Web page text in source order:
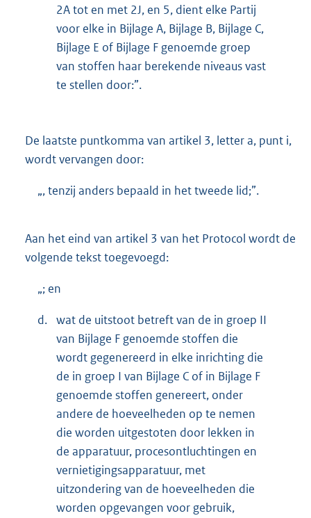
2A tot en met 2J, en 5, dient elke Partij
voor elke in Bijlage A, Bijlage B, Bijlage C,
Bijlage E of Bijlage F genoemde groep
van stoffen haar berekende niveaus vast
te stellen door:”.
De laatste puntkomma van artikel 3, letter a, punt i,
wordt vervangen door:
„, tenzij anders bepaald in het tweede lid;”.
Aan het eind van artikel 3 van het Protocol wordt de
volgende tekst toegevoegd:
„; en
d. wat de uitstoot betreft van de in groep II
van Bijlage F genoemde stoffen die
wordt gegenereerd in elke inrichting die
de in groep I van Bijlage C of in Bijlage F
genoemde stoffen genereert, onder
andere de hoeveelheden op te nemen
die worden uitgestoten door lekken in
de apparatuur, procesontluchtingen en
vernietigingsapparatuur, met
uitzondering van de hoeveelheden die
worden opgevangen voor gebruik,